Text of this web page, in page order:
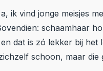
ik vind jonge meisjes
schaamhaar
dat is zó lekker bij
schoon, maar die